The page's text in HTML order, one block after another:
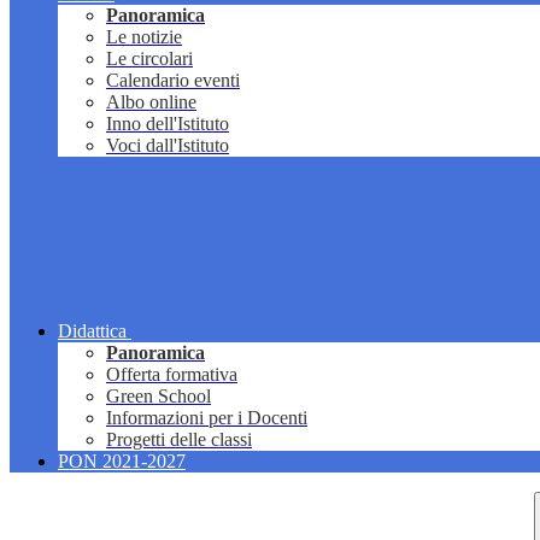
Panoramica
Le notizie
Le circolari
Calendario eventi
Albo online
Inno dell'Istituto
Voci dall'Istituto
Didattica
Panoramica
Offerta formativa
Green School
Informazioni per i Docenti
Progetti delle classi
PON 2021-2027